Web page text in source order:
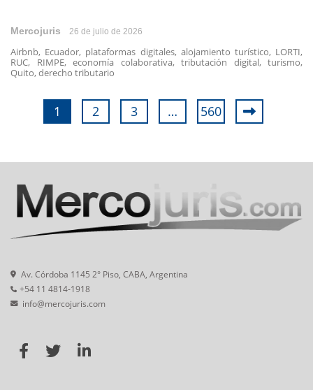
Mercojuris 26 de julio de 2026
Airbnb, Ecuador, plataformas digitales, alojamiento turístico, LORTI,
RUC, RIMPE, economía colaborativa, tributación digital, turismo,
Quito, derecho tributario
1 2 3 … 560
Av. Córdoba 1145 2° Piso, CABA, Argentina
+54 11 4814-1918
info@mercojuris.com